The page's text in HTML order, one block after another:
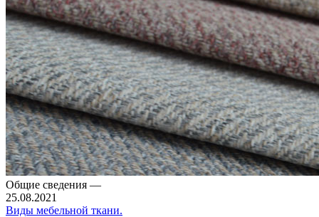
Общие сведения —
25.08.2021
Виды мебельной ткани.